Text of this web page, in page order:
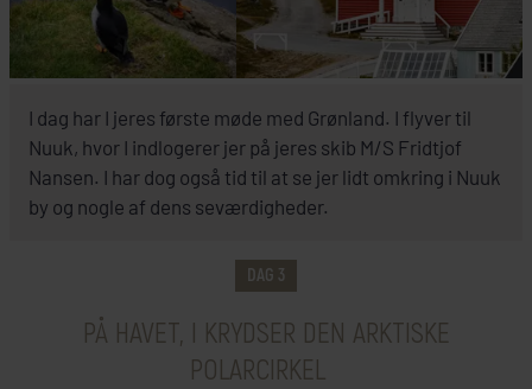
Grønland
M/S Fridtjof Nansen, HX Expeditions
SE SKIP
I dag har I jeres første møde med Grønland. I flyver til
Nuuk, hvor I indlogerer jer på jeres skib M/S Fridtjof
Nansen. I har dog også tid til at se jer lidt omkring i Nuuk
by og nogle af dens seværdigheder.
DAG 3
PÅ HAVET, I KRYDSER DEN ARKTISKE
POLARCIRKEL